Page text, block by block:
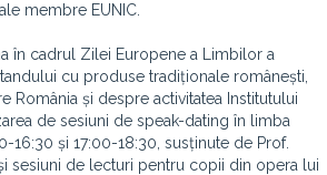
membre EUNIC.
în cadrul Zilei Europene a Limbilor a
cu produse tradiționale românești,
România și despre activitatea Institutului
de sesiuni de speak-dating în limba
16:30 și 17:00-18:30, susținute de Prof.
sesiuni de lecturi pentru copii din opera lui